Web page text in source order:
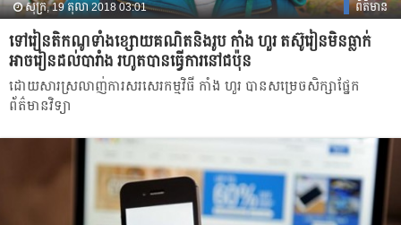
សុក្រ, 19 តុលា 2018 03:01 ព័ត៌មាន
ទៅរៀនតិកណូ​ទាំង​ខ្សោយ​គណិតនិងរូប កាំង ហួរ តស៊ូរៀនមិនធ្លាក់
អាច​រៀនដល់​បារាំង រហូត​បាន​ធ្វើការនៅជប៉ុន
ដោយសារ​ស្រលាញ់ការសរសេរកម្មវិធី កាំង ហួរ បានសម្រេចសិក្សាផ្នែក
ព័ត៌មានវិទ្យា